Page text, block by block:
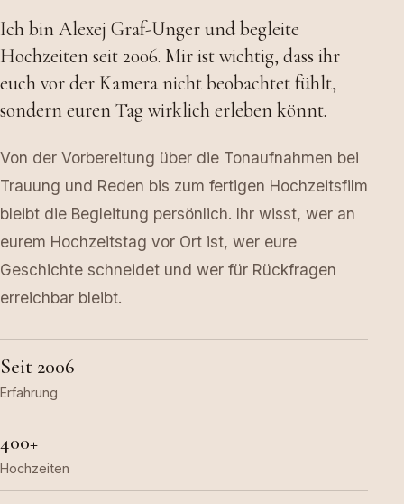
Ich bin Alexej Graf-Unger und begleite
Hochzeiten seit 2006. Mir ist wichtig, dass ihr
euch vor der Kamera nicht beobachtet fühlt,
sondern euren Tag wirklich erleben könnt.
Von der Vorbereitung über die Tonaufnahmen bei
Trauung und Reden bis zum fertigen Hochzeitsfilm
bleibt die Begleitung persönlich. Ihr wisst, wer an
eurem Hochzeitstag vor Ort ist, wer eure
Geschichte schneidet und wer für Rückfragen
erreichbar bleibt.
Seit 2006
Erfahrung
400+
Hochzeiten